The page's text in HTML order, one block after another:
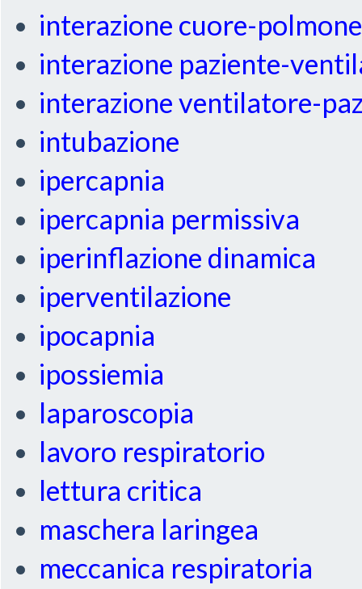
interazione cuore-polmone
interazione paziente-
interazione ventilatore-
intubazione
ipercapnia
ipercapnia permissiva
iperinflazione dinamica
iperventilazione
ipocapnia
ipossiemia
laparoscopia
lavoro respiratorio
lettura critica
maschera laringea
meccanica respiratoria